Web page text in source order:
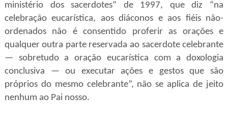
ministério dos sacerdotes” de 1997, que diz “na
celebração eucarística, aos diáconos e aos fiéis não-
ordenados não é consentido proferir as orações e
qualquer outra parte reservada ao sacerdote celebrante
— sobretudo a oração eucarística com a doxologia
conclusiva — ou executar ações e gestos que são
próprios do mesmo celebrante”, não se aplica de jeito
nenhum ao Pai nosso.